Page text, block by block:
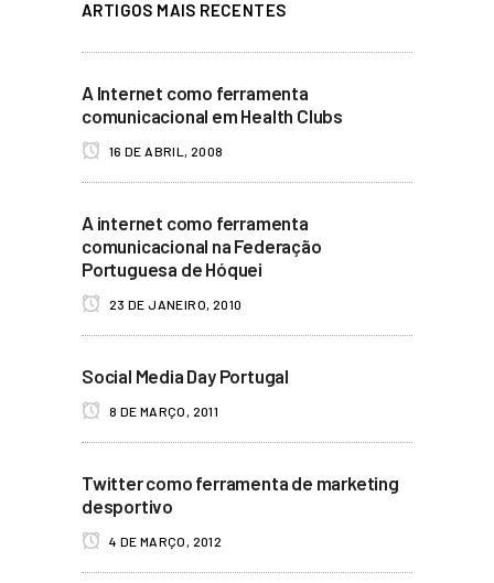
ARTIGOS MAIS RECENTES
A Internet como ferramenta
comunicacional em Health Clubs
16 DE ABRIL, 2008
A internet como ferramenta
comunicacional na Federação
Portuguesa de Hóquei
23 DE JANEIRO, 2010
Social Media Day Portugal
8 DE MARÇO, 2011
Twitter como ferramenta de marketing
desportivo
4 DE MARÇO, 2012